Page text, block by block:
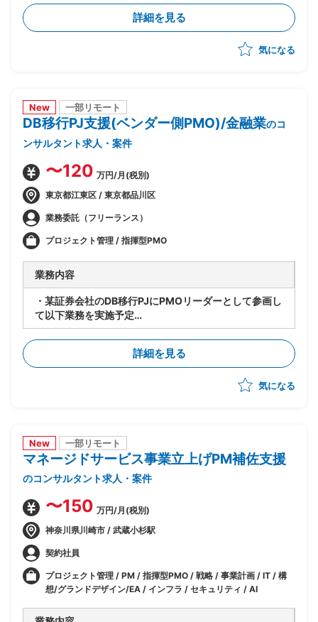
-移行方式検討/本番移行対策の立案
-移行ツール作成に関する計画策定/推進
-移行リハーサル～移行本番～移行後支援までの全体推
詳細を見る
気になる
New 一部リモート
DB移行PJ支援(ベンダー側PMO)/金融業のコ
ンサルタント求人・案件
〜120 万円/月(税別)
東京都江東区 / 東京都品川区
業務委託（フリーランス）
プロジェクト管理 / 指揮型PMO
業務内容
・某証券会社のDB移行PJにPMOリーダーとして参画し
て以下業務を実施予定
-製造/単体テストにおけるBP社検証物の確認・品質担
保
-結合テスト～総合テストで発生する障害の管理・進行
統制
-障害管理台帳の運用/障害解消状況のトラッキング
詳細を見る
気になる
New 一部リモート
マネージドサービス事業立上げPM補佐支援
のコンサルタント求人・案件
〜150 万円/月(税別)
神奈川県川崎市 / 武蔵小杉駅
契約社員
プロジェクト管理 / PM / 指揮型PMO / 戦略 / 事業計画 / IT / 構
想/グランドデザイン/EA / インフラ / セキュリティ / AI